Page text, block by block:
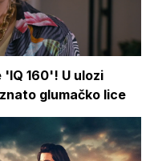
160'! U ulozi
glumačko lice